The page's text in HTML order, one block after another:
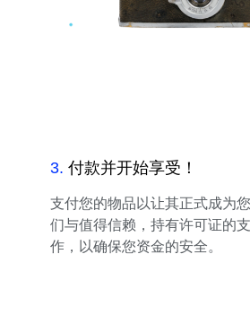
3. 付款并开始享受！
支付您的物品以让其正式成为
们与值得信赖，持有许可证的
作，以确保您资金的安全。